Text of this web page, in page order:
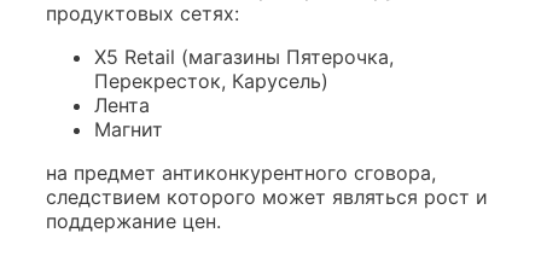
продуктовых сетях:
X5 Retail (магазины Пятерочка,
Перекресток, Карусель)
Лента
Магнит
на предмет антиконкурентного сговора,
следствием которого может являться рост и
поддержание цен.